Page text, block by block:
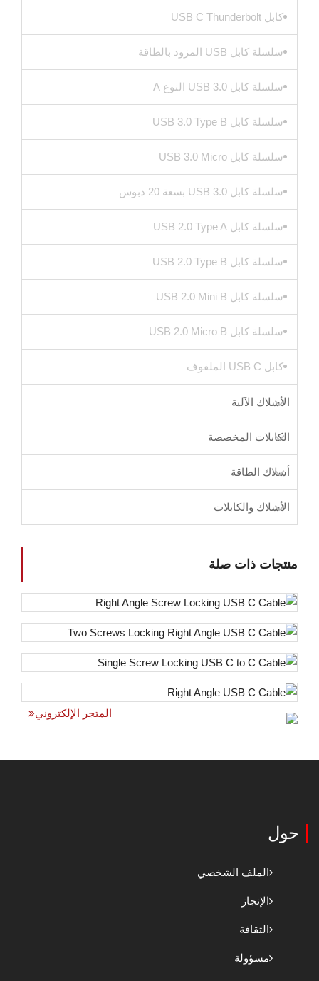
كابل USB C Thunderbolt
سلسلة كابل USB المزود بالطاقة
سلسلة كابل USB 3.0 النوع A
سلسلة كابل USB 3.0 Type B
سلسلة كابل USB 3.0 Micro
سلسلة كابل USB 3.0 بسعة 20 دبوس
سلسلة كابل USB 2.0 Type A
سلسلة كابل USB 2.0 Type B
سلسلة كابل USB 2.0 Mini B
سلسلة كابل USB 2.0 Micro B
كابل USB C الملفوف
الأسلاك الآلية
الكابلات المخصصة
أسلاك الطاقة
الأسلاك والكابلات
منتجات ذات صلة
المتجر الإلكتروني
حول
الملف الشخصي
الإنجاز
الثقافة
مسؤولة